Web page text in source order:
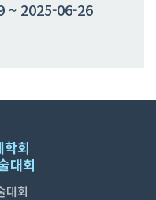
~ 2025-06-26
회
대회
대회